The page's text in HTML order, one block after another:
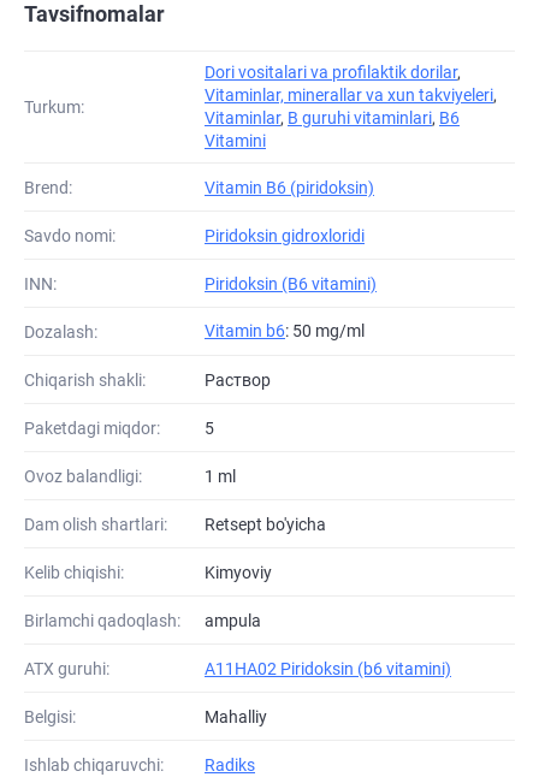
Tavsifnomalar
Turkum:
Dori vositalari va profilaktik dorilar,
Vitaminlar, minerallar va xun takviyeleri,
Vitaminlar, B guruhi vitaminlari, B6
Vitamini
Brend: Vitamin B6 (piridoksin)
Savdo nomi: Piridoksin gidroxloridi
INN: Piridoksin (B6 vitamini)
Dozalash: Vitamin b6: 50 mg/ml
Chiqarish shakli: Раствор
Paketdagi miqdor: 5
Ovoz balandligi: 1 ml
Dam olish shartlari: Retsept bo'yicha
Kelib chiqishi: Kimyoviy
Birlamchi qadoqlash: ampula
ATХ guruhi: A11HA02 Piridoksin (b6 vitamini)
Belgisi: Mahalliy
Ishlab chiqaruvchi: Radiks